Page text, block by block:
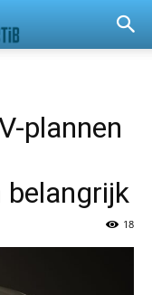
plannen
belangrijk
18